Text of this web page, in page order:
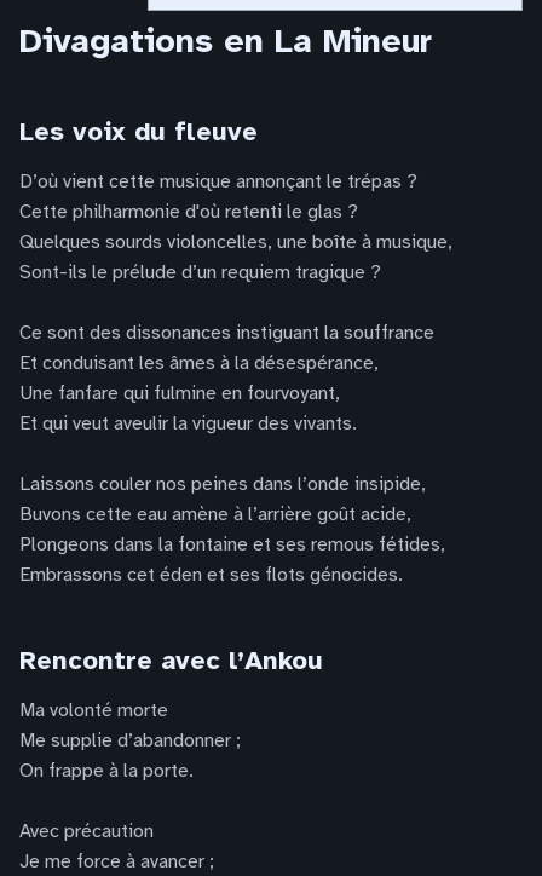
Divagations en La Mineur
Les voix du fleuve
D’où vient cette musique annonçant le trépas ?
Cette philharmonie d'où retenti le glas ?
Quelques sourds violoncelles, une boîte à musique,
Sont-ils le prélude d’un requiem tragique ?
Ce sont des dissonances instiguant la souffrance
Et conduisant les âmes à la désespérance,
Une fanfare qui fulmine en fourvoyant,
Et qui veut aveulir la vigueur des vivants.
Laissons couler nos peines dans l’onde insipide,
Buvons cette eau amène à l’arrière goût acide,
Plongeons dans la fontaine et ses remous fétides,
Embrassons cet éden et ses flots génocides.
Rencontre avec l’Ankou
Ma volonté morte
Me supplie d’abandonner ;
On frappe à la porte.
Avec précaution
Je me force à avancer ;